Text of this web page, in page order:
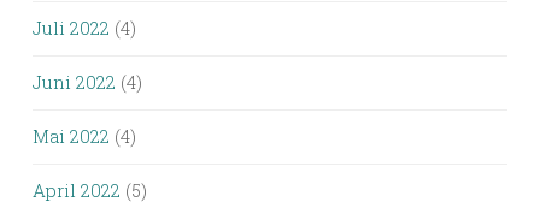
Juli 2022 (4)
Juni 2022 (4)
Mai 2022 (4)
April 2022 (5)